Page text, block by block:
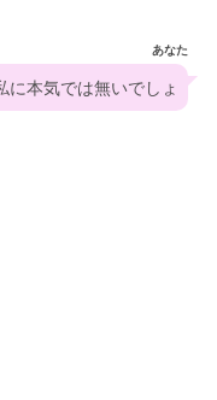
あなた
に本気では無いでしょ